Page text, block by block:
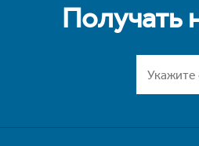
Получать